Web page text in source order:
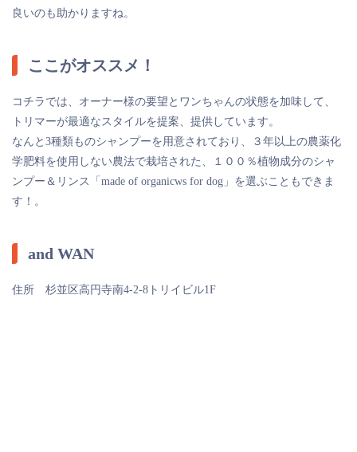
良いのも助かりますね。
ここがオススメ！
コチラでは、オーナー様の要望とワンちゃんの状態を加味して、
トリマーが最適なスタイルを提案、提供しています。
なんと3種類ものシャンプーを用意されており、３年以上の農薬化
学肥料を使用しない農法で栽培された、１００％植物成分のシャ
ンプー＆リンス「made of organicws for dog」を選ぶこともできま
す！。
and WAN
住所 杉並区高円寺南4-2-8トリイビル1F